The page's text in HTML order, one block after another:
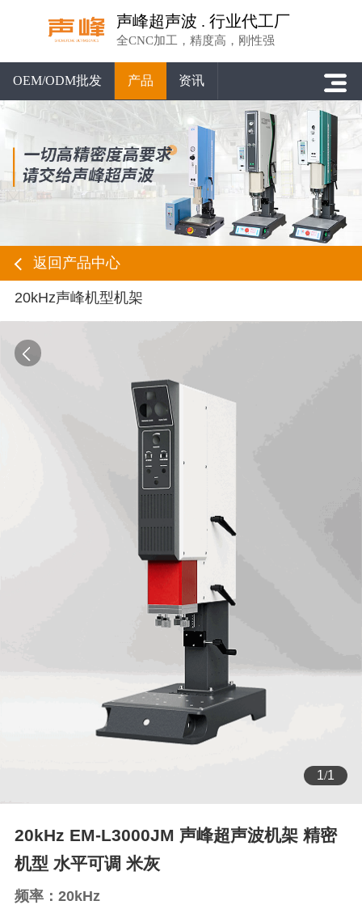
声峰超声波 . 行业代工厂
全CNC加工，精度高，刚性强
OEM/ODM批发 产品 资讯
返回产品中心
20kHz声峰机型机架
1/1
20kHz EM-L3000JM 声峰超声波机架 精密
机型 水平可调 米灰
频率：20kHz